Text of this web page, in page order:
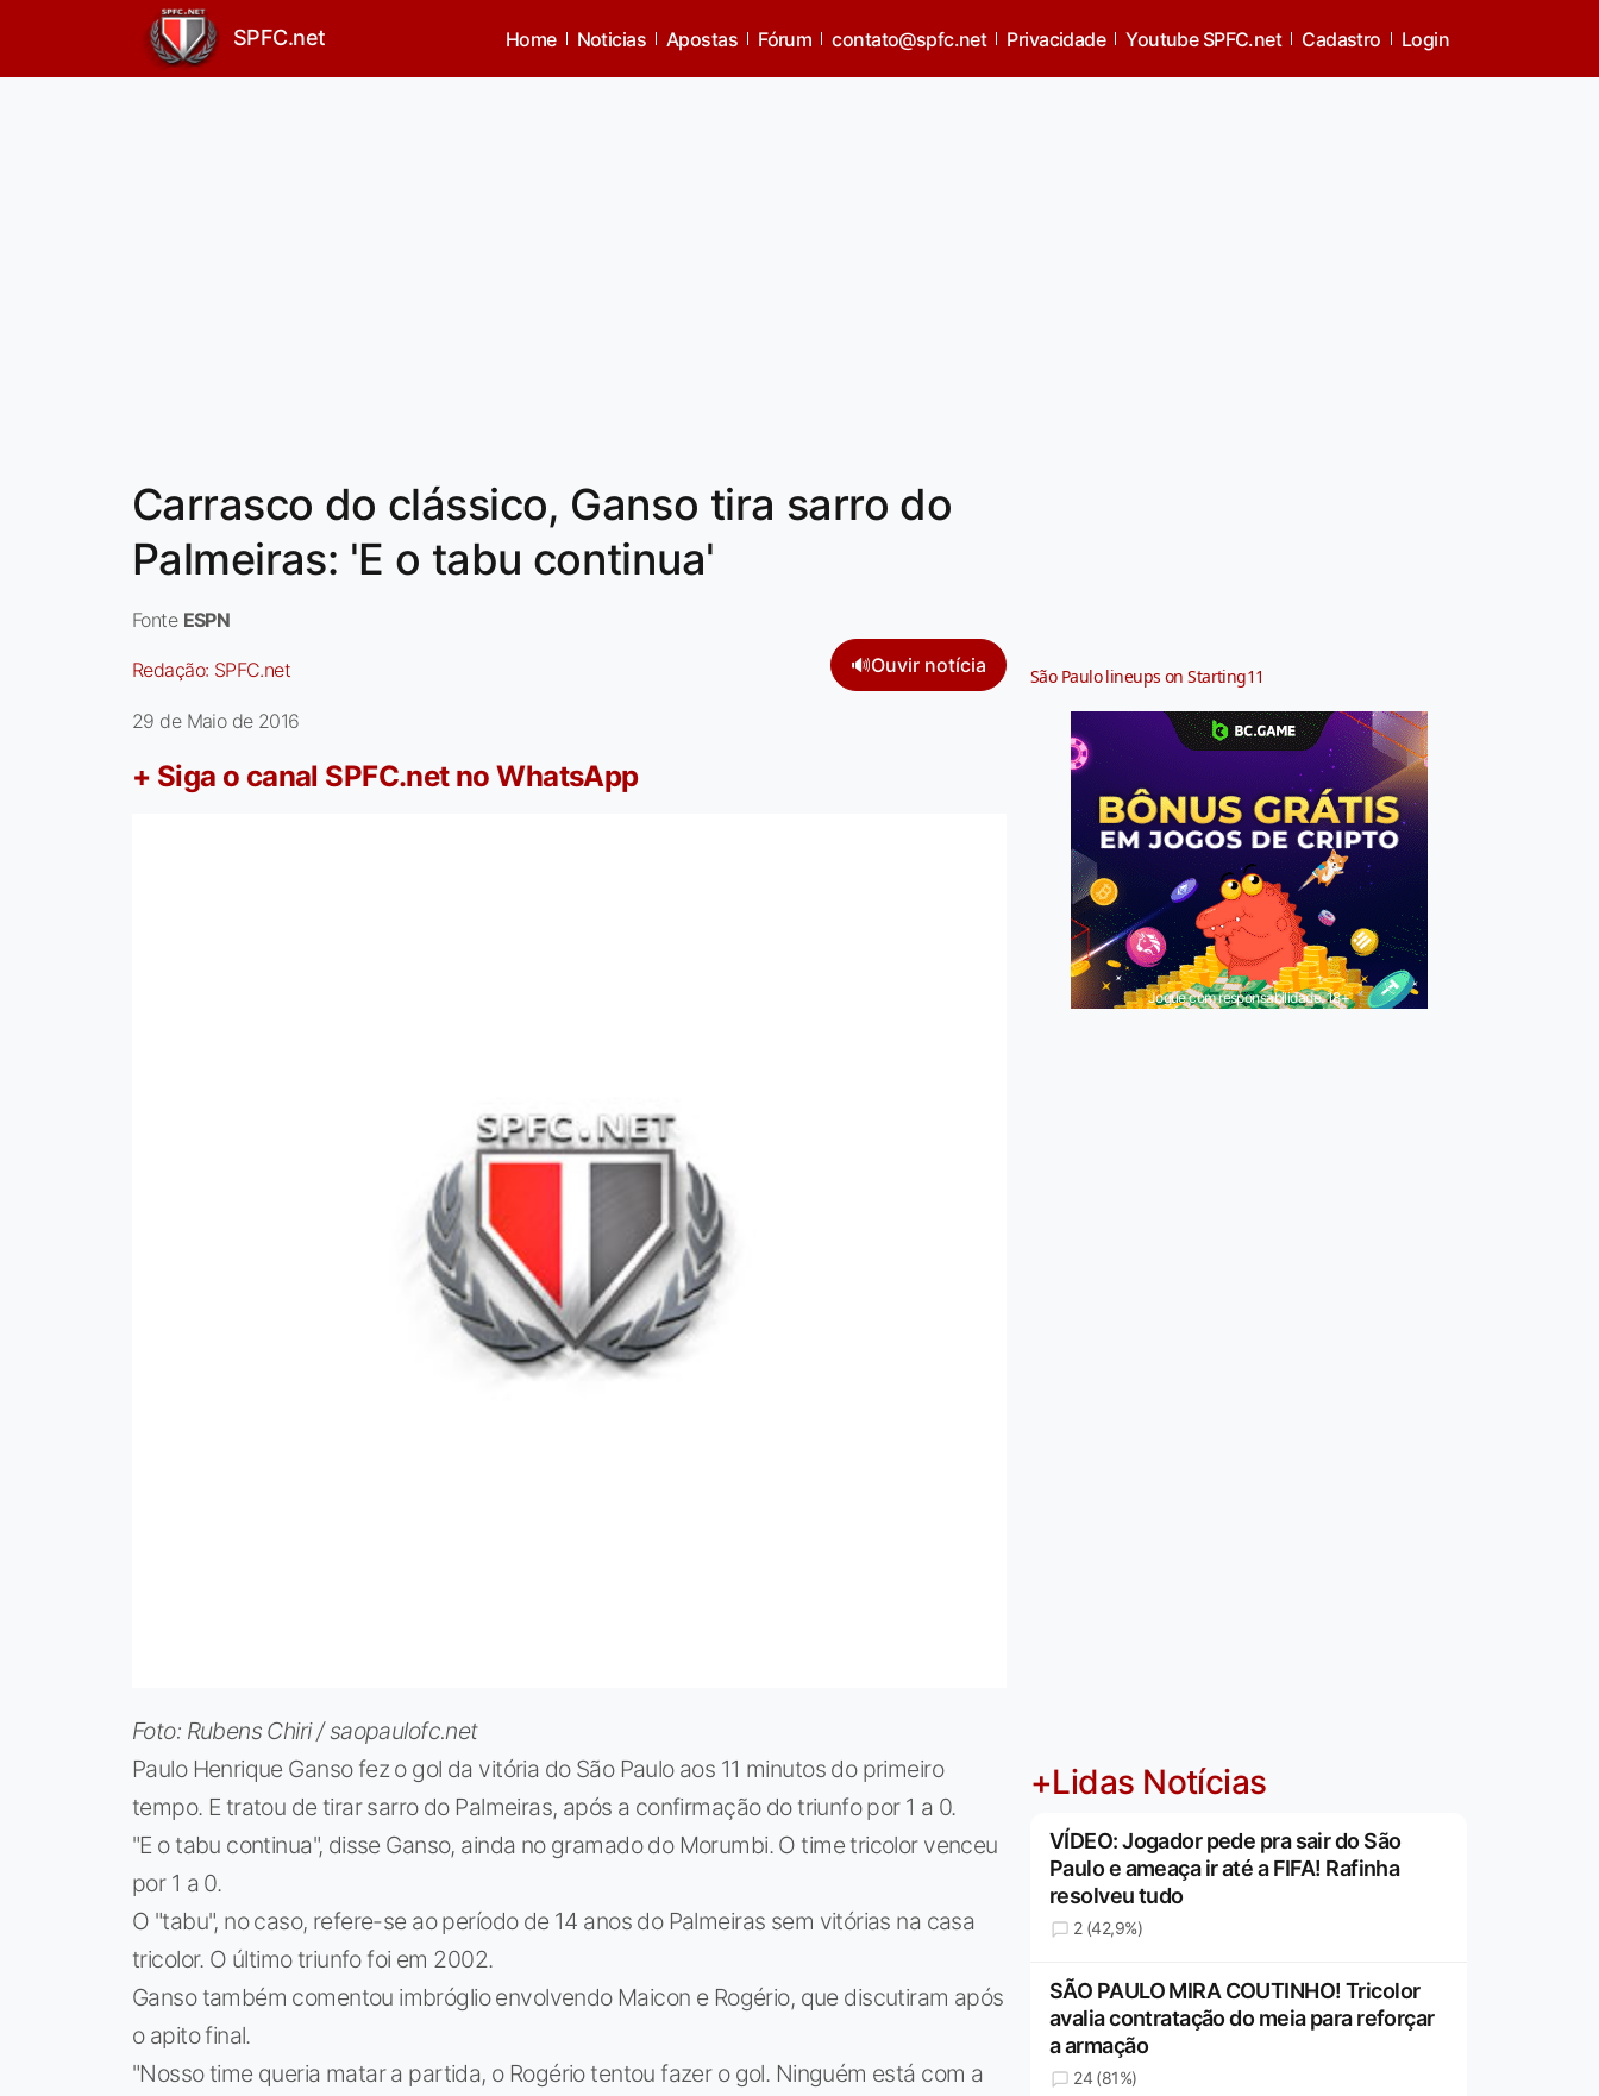
SPFC.net Home Noticias Apostas Fórum contato@spfc.net Privacidade Youtube SPFC.net Cadastro Login
Carrasco do clássico, Ganso tira sarro do
Palmeiras: 'E o tabu continua'
Fonte ESPN
Redação: SPFC.net 🔊Ouvir notícia
29 de Maio de 2016
+ Siga o canal SPFC.net no WhatsApp
Foto: Rubens Chiri / saopaulofc.net
Paulo Henrique Ganso fez o gol da vitória do São Paulo aos 11 minutos do primeiro
tempo. E tratou de tirar sarro do Palmeiras, após a confirmação do triunfo por 1 a 0.
"E o tabu continua", disse Ganso, ainda no gramado do Morumbi. O time tricolor venceu
por 1 a 0.
O "tabu", no caso, refere-se ao período de 14 anos do Palmeiras sem vitórias na casa
tricolor. O último triunfo foi em 2002.
Ganso também comentou imbróglio envolvendo Maicon e Rogério, que discutiram após
o apito final.
"Nosso time queria matar a partida, o Rogério tentou fazer o gol. Ninguém está com a
São Paulo lineups on Starting11
Jogue com responsabilidade. 18+
+Lidas Notícias
VÍDEO: Jogador pede pra sair do São
Paulo e ameaça ir até a FIFA! Rafinha
resolveu tudo
2 (42,9%)
SÃO PAULO MIRA COUTINHO! Tricolor
avalia contratação do meia para reforçar
a armação
24 (81%)